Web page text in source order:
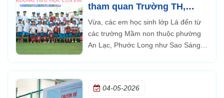
tham quan Trường TH,
THCS và THPT Ngô Thời
Nhiệm
Vừa, các em học sinh lớp Lá đến từ
các trường Mầm non thuộc phường
An Lạc, Phước Long như Sao Sáng,
Búp Măng Non, Vườn Tài Năng và
04-05-2026